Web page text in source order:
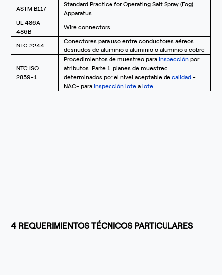
ASTM B117
Standard Practice for Operating Salt Spray (Fog)
Apparatus
UL 486A-
486B
Wire connectors
NTC 2244
Conectores para uso entre conductores aéreos
desnudos de aluminio a aluminio o aluminio a cobre
NTC ISO
2859-1
Procedimientos de muestreo parainspecciónpor
atributos. Parte 1: planes de muestreo
determinados por el nivel aceptable decalidad-
NAC- parainspecciónlotealote.
4 REQUERIMIENTOS TÉCNICOS PARTICULARES